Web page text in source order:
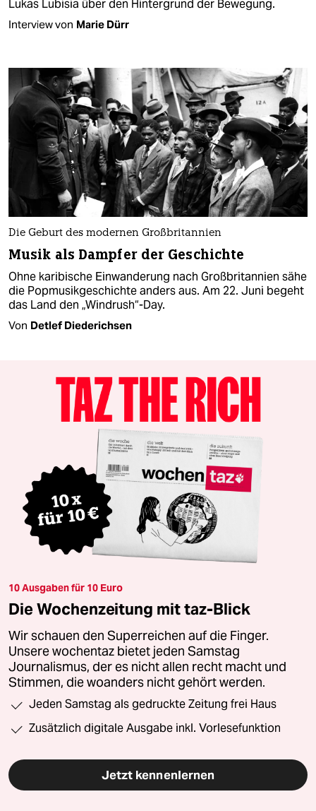
Lukas Lubisia über den Hintergrund der Bewegung.
Interview von Marie Dürr
Die Geburt des modernen Großbritannien
Musik als Dampfer der Geschichte
Ohne karibische Einwanderung nach Großbritannien sähe
die Popmusikgeschichte anders aus. Am 22. Juni begeht
das Land den „Windrush“-Day.
Von Detlef Diederichsen
10 Ausgaben für 10 Euro
Die Wochenzeitung mit taz-Blick
Wir schauen den Superreichen auf die Finger.
Unsere wochentaz bietet jeden Samstag
Journalismus, der es nicht allen recht macht und
Stimmen, die woanders nicht gehört werden.
Jeden Samstag als gedruckte Zeitung frei Haus
Zusätzlich digitale Ausgabe inkl. Vorlesefunktion
Jetzt kennenlernen